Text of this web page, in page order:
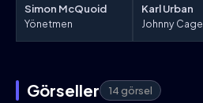
Simon McQuoid
Yönetmen
Karl Urban
Johnny Cage
Görseller 14 görsel